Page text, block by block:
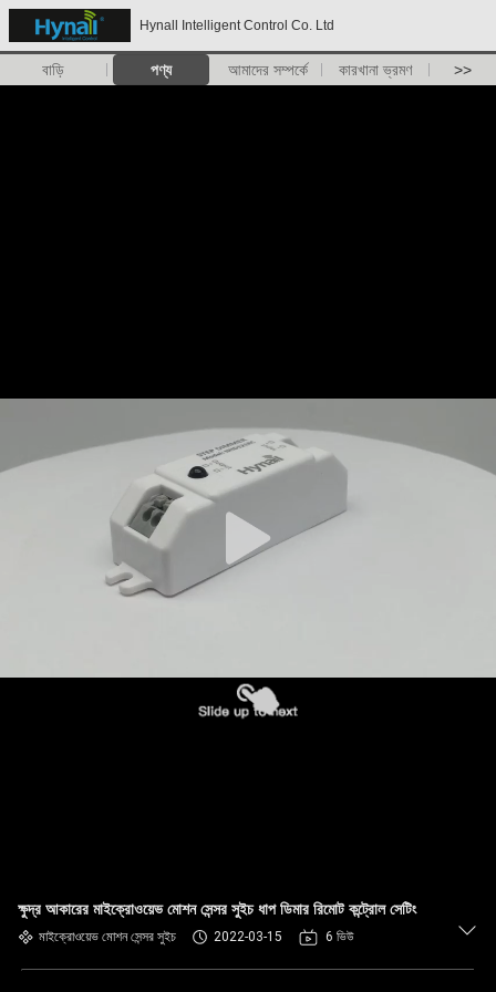
Hynall Intelligent Control Co. Ltd
বাড়ি পণ্য আমাদের সম্পর্কে কারখানা ভ্রমণ >>
ক্ষুদ্র আকারের মাইক্রোওয়েভ মোশন সেন্সর সুইচ ধাপ ডিমার রিমোট কন্ট্রোল সেটিং
মাইক্রোওয়েভ মোশন সেন্সর সুইচ 2022-03-15 6 ভিউ